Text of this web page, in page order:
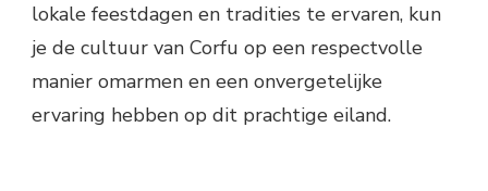
lokale feestdagen en tradities te ervaren, kun
je de cultuur van Corfu op een respectvolle
manier omarmen en een onvergetelijke
ervaring hebben op dit prachtige eiland.